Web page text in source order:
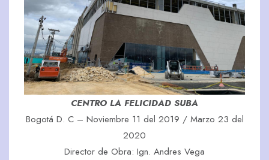
CENTRO LA FELICIDAD SUBA
Bogotá D. C – Noviembre 11 del 2019 / Marzo 23 del
2020
Director de Obra: Ign. Andres Vega